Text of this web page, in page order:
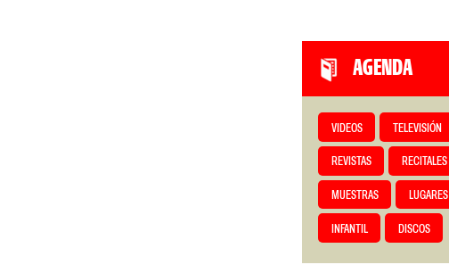
AGENDA
VIDEOS TELEVISIÓN
REVISTAS RECITALES
MUESTRAS LUGARES
INFANTIL DISCOS